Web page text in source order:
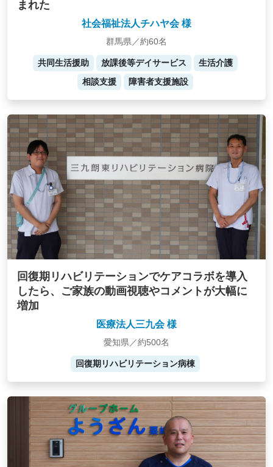
まれた
社会福祉法人チハヤ会 様
群馬県／約60名
共同生活援助 放課後等デイサービス
生活介護
相談支援
障害者支援施設
回復期リハビリテーションでケアコラボを導入
したら、ご家族の動画視聴やコメントが大幅に
増加
医療法人三九会 様
愛知県／約500名
回復期リハビリテーション病棟